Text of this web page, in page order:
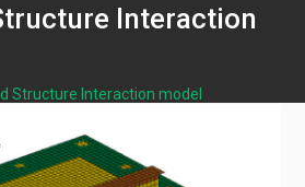
Interaction
Structure Interaction model